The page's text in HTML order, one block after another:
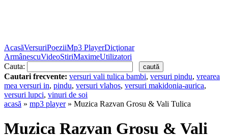
AcasăVersuriPoeziiMp3 PlayerDicţionar
ArmânescuVideoStiriMaximeUtilizatori
Cauta:
Cautari frecvente: versuri vali tulica bambi, versuri pindu, vrearea
mea versuri in, pindu, versuri vlahos, versuri makidonia-aurica,
versuri lupci, vinuri de soi
acasă » mp3 player» Muzica Razvan Grosu & Vali Tulica
Muzica Razvan Grosu & Vali